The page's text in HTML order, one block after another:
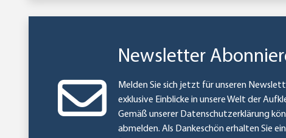
Newsletter
Melden Sie sich jetzt für unseren
exklusive Einblicke in unsere Welt der
Gemäß unserer Datenschutzerklärung
abmelden. Als Dankeschön erhalten Sie